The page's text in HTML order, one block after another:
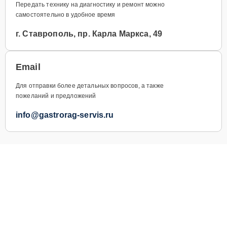
Передать технику на диагностику и ремонт можно
самостоятельно в удобное время
г. Ставрополь, пр. Карла Маркса, 49
Email
Для отправки более детальных вопросов, а также
пожеланий и предложений
info@gastrorag-servis.ru